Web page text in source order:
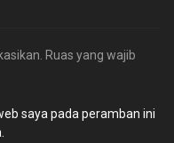
Ruas yang wajib
saya pada peramban ini